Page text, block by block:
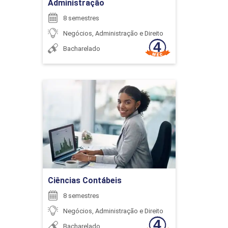
ENCONTRO ACADÊMICO/AVALIAÇÃO
6
ENCONTRO ACADÊMICO/AVALIAÇÃO
Administração
8 semestres
Negócios, Administração e Direito
Bacharelado
Ciências Contábeis
8 semestres
Negócios, Administração e Direito
Bacharelado
Ciências Contábeis
Detalhes do curso
Ir para Inscrição